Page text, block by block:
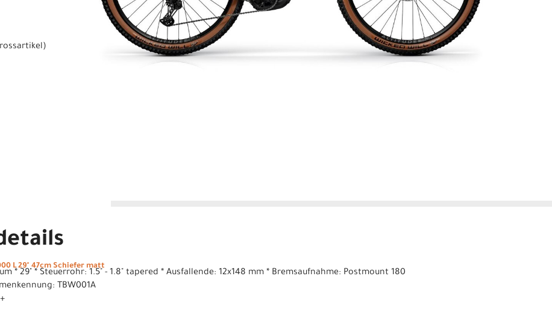
)
L 29" 47cm Schiefer matt
* 29" * Steuerrohr: 1.5" - 1.8" tapered * Ausfallende: 12x148 mm * Bremsaufnahme: Postmount 180
TBW001A